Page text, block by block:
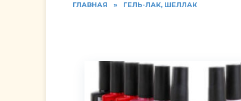
ГЛАВНАЯ » ГЕЛЬ-ЛАК, ШЕЛЛАК